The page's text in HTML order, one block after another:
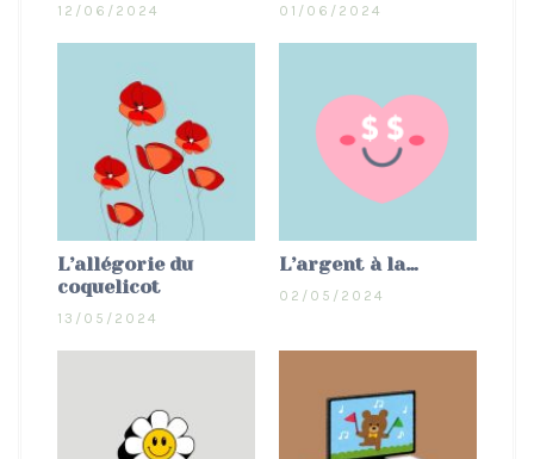
12/06/2024 01/06/2024
L’allégorie du
coquelicot
13/05/2024
L’argent à la…
02/05/2024